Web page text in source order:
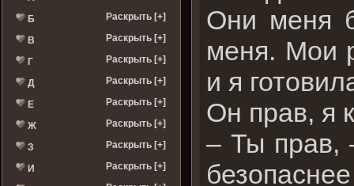
Б Раскрыть [+]
В Раскрыть [+]
Г Раскрыть [+]
Д Раскрыть [+]
Е Раскрыть [+]
Ж Раскрыть [+]
З Раскрыть [+]
И Раскрыть [+]
Они меня
меня. Мои
и я
Он прав, я
– Ты прав,